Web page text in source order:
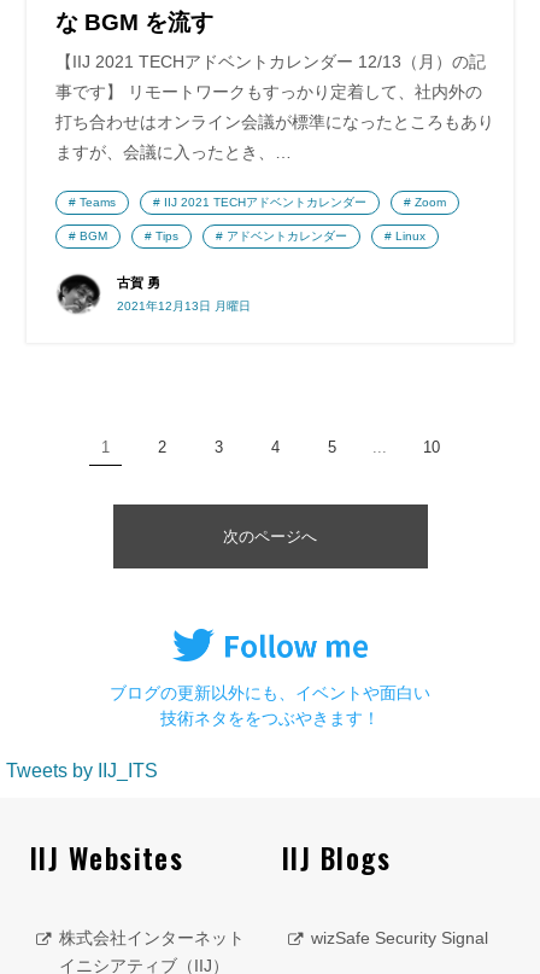
な BGM を流す
【IIJ 2021 TECHアドベントカレンダー 12/13（月）の記
事です】 リモートワークもすっかり定着して、社内外の
打ち合わせはオンライン会議が標準になったところもあり
ますが、会議に入ったとき、…
古賀 勇
2021年12月13日 月曜日
Teams IIJ 2021 TECHアドベントカレンダー Zoom
BGM Tips アドベントカレンダー Linux
1 2 3 4 5 ... 10
次のページへ
ブログの更新以外にも、イベントや面白い
技術ネタををつぶやきます！
Tweets by IIJ_ITS
IIJ Websites
株式会社インターネット
イニシアティブ（IIJ）
IIJ Blogs
wizSafe Security Signal